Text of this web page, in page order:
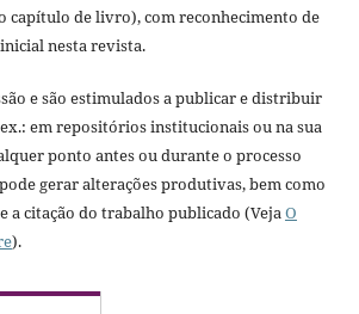
capítulo de livro), com reconhecimento de
nesta revista.
e são estimulados a publicar e distribuir
em repositórios institucionais ou na sua
ponto antes ou durante o processo
gerar alterações produtivas, bem como
a citação do trabalho publicado (VejaO
).